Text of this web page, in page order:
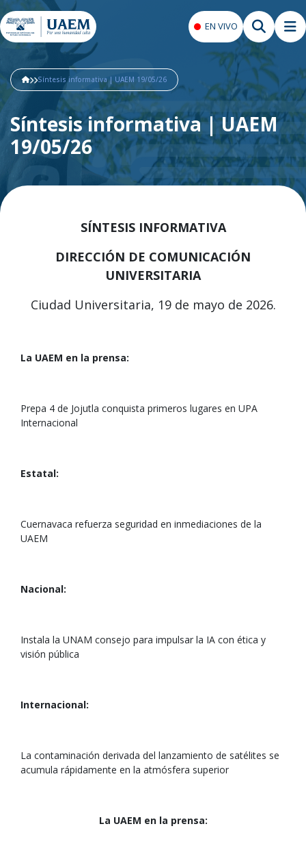
EN VIVO
Síntesis informativa | UAEM 19/05/26
Síntesis informativa | UAEM
19/05/26
SÍNTESIS INFORMATIVA
DIRECCIÓN DE COMUNICACIÓN
UNIVERSITARIA
Ciudad Universitaria, 19 de mayo de 2026.
La UAEM en la prensa:
Prepa 4 de Jojutla conquista primeros lugares en UPA
Internacional
Estatal:
Cuernavaca refuerza seguridad en inmediaciones de la
UAEM
Nacional:
Instala la UNAM consejo para impulsar la IA con ética y
visión pública
Internacional:
La contaminación derivada del lanzamiento de satélites se
acumula rápidamente en la atmósfera superior
La UAEM en la prensa: